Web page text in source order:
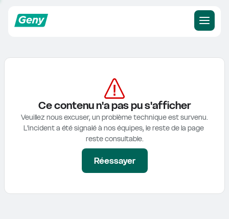
Ce contenu n'a pas pu s'afficher
Veuillez nous excuser, un problème technique est survenu.
L'incident a été signalé à nos équipes, le reste de la page
reste consultable.
Réessayer